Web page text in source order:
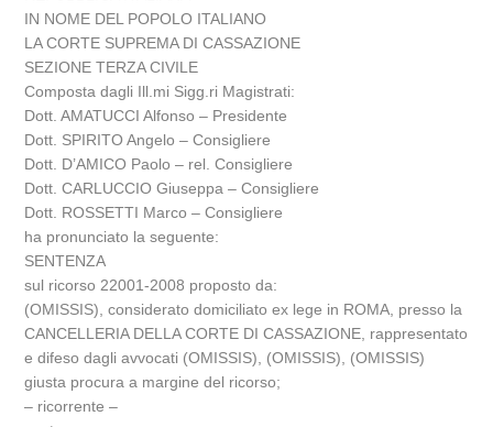
IN NOME DEL POPOLO ITALIANO
LA CORTE SUPREMA DI CASSAZIONE
SEZIONE TERZA CIVILE
Composta dagli Ill.mi Sigg.ri Magistrati:
Dott. AMATUCCI Alfonso – Presidente
Dott. SPIRITO Angelo – Consigliere
Dott. D’AMICO Paolo – rel. Consigliere
Dott. CARLUCCIO Giuseppa – Consigliere
Dott. ROSSETTI Marco – Consigliere
ha pronunciato la seguente:
SENTENZA
sul ricorso 22001-2008 proposto da:
(OMISSIS), considerato domiciliato ex lege in ROMA, presso la
CANCELLERIA DELLA CORTE DI CASSAZIONE, rappresentato
e difeso dagli avvocati (OMISSIS), (OMISSIS), (OMISSIS)
giusta procura a margine del ricorso;
– ricorrente –